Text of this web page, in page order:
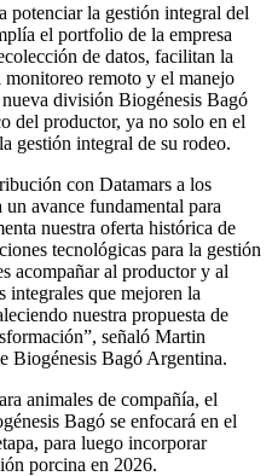
potenciar la gestión integral del
el portfolio de la empresa
de datos, facilitan la
remoto y el manejo
división Biogénesis Bagó
del productor, ya no solo en el
gestión integral de su rodeo.
con Datamars a los
avance fundamental para
nuestra oferta histórica de
tecnológicas para la gestión
acompañar al productor y al
integrales que mejoren la
nuestra propuesta de
señaló Martin
Biogénesis Bagó Argentina.
animales de compañía, el
Bagó se enfocará en el
para luego incorporar
porcina en 2026.